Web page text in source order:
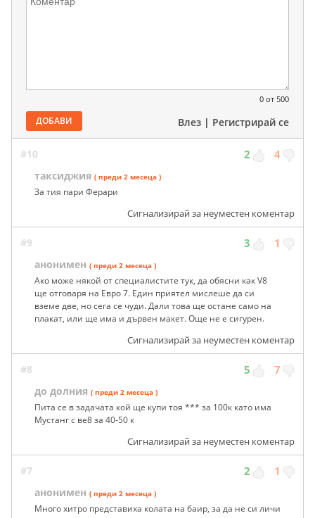
0 от 500
ДОБАВИ Влез | Регистрирай се
#10 2 4
таксиджия ( преди 2 месеца )
За тия пари Ферари
Сигнализирай за неуместен коментар
#9 3 1
анонимен ( преди 2 месеца )
Ако може някой от специалистите тук, да обясни как V8
ще отговаря на Евро 7. Един приятел мислеше да си
вземе две, но сега се чуди. Дали това ще остане само на
плакат, или ще има и дървен макет. Още не е сигурен.
Сигнализирай за неуместен коментар
#8 5 7
до долния ( преди 2 месеца )
Пита се в задачата кой ще купи тоя *** за 100к като има
Мустанг с ве8 за 40-50 к
Сигнализирай за неуместен коментар
#7 2 1
анонимен ( преди 2 месеца )
Много хитро представиха колата на баир, за да не си личи